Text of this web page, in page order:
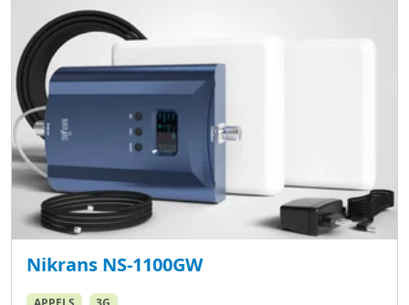
Nikrans NS-1100GW